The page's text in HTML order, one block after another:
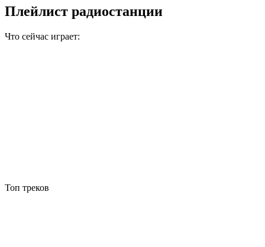
Плейлист радиостанции
Что сейчас играет:
Топ треков